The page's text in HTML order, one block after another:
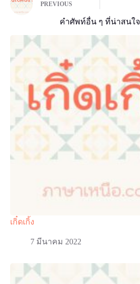
PREVIOUS
คำศัพท์อื่น ๆ ที่น่าสนใจ
เกิ๋ดเกิ้ง
7 มีนาคม 2022